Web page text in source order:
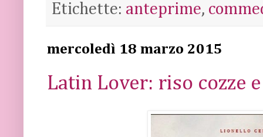
Etichette: anteprime,
mercoledì 18 marzo 2015
Latin Lover: riso cozze